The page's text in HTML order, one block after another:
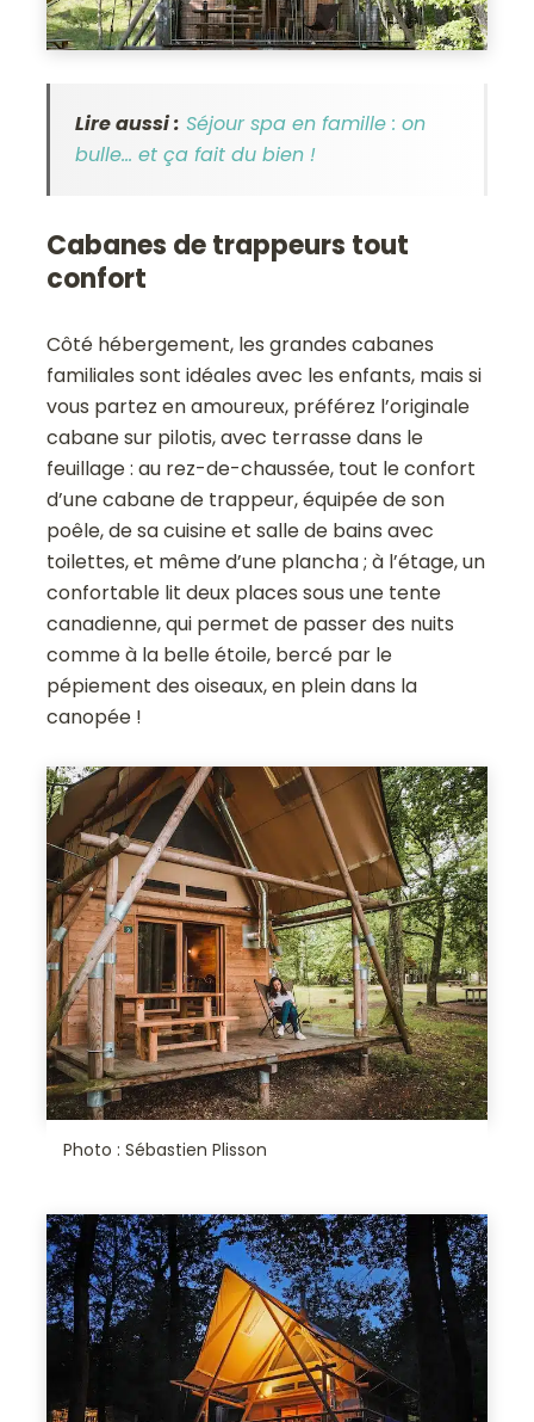
Lire aussi : Séjour spa en famille : on
bulle… et ça fait du bien !
Cabanes de trappeurs tout
confort
Côté hébergement, les grandes cabanes
familiales sont idéales avec les enfants, mais si
vous partez en amoureux, préférez l’originale
cabane sur pilotis, avec terrasse dans le
feuillage : au rez-de-chaussée, tout le confort
d’une cabane de trappeur, équipée de son
poêle, de sa cuisine et salle de bains avec
toilettes, et même d’une plancha ; à l’étage, un
confortable lit deux places sous une tente
canadienne, qui permet de passer des nuits
comme à la belle étoile, bercé par le
pépiement des oiseaux, en plein dans la
canopée !
Photo : Sébastien Plisson